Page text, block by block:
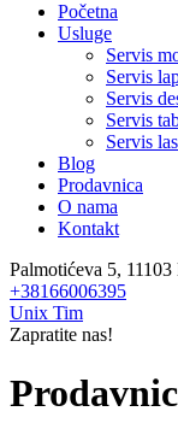
Početna
Usluge
Servis
Servis
Servis
Servis
Servis
Blog
Prodavnica
O nama
Kontakt
Palmotićeva 5, 11103
+38166006395
Unix Tim
Zapratite nas!